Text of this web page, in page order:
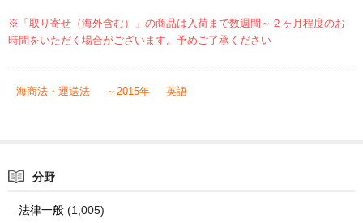
※「取り寄せ（海外含む）」の商品は入荷まで数週間～２ヶ月程度のお
時間をいただく場合がございます。予めご了承ください
海商法・運送法 ～2015年 英語
分野
法律一般(1,005)